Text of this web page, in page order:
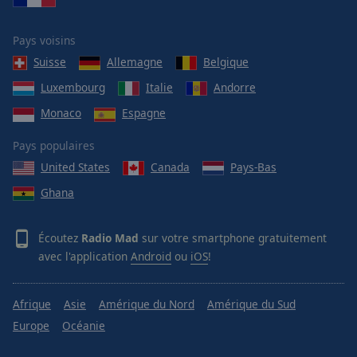
Pays voisins
Suisse
Allemagne
Belgique
Luxembourg
Italie
Andorre
Monaco
Espagne
Pays populaires
United States
Canada
Pays-Bas
Ghana
Écoutez Radio Mad sur votre smartphone gratuitement
avec l'application Android ou iOS!
Afrique Asie Amérique du Nord
Amérique du Sud
Europe
Océanie